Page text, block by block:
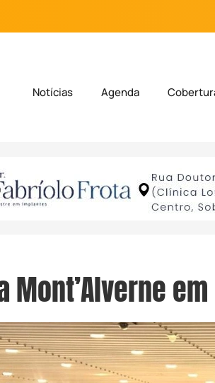
Notícias Agenda
Mont’Alverne